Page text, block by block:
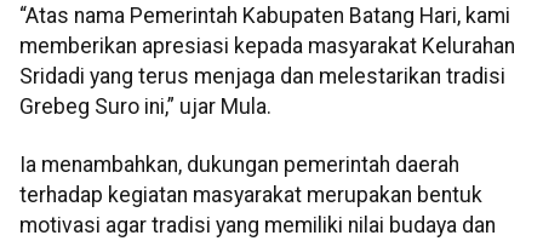
​“Atas nama Pemerintah Kabupaten Batang Hari, kami
memberikan apresiasi kepada masyarakat Kelurahan
Sridadi yang terus menjaga dan melestarikan tradisi
Grebeg Suro ini,” ujar Mula.
​Ia menambahkan, dukungan pemerintah daerah
terhadap kegiatan masyarakat merupakan bentuk
motivasi agar tradisi yang memiliki nilai budaya dan